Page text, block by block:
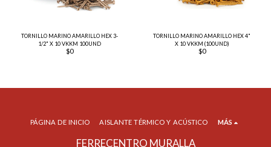
TORNILLO MARINO AMARILLO HEX 3-
1/2" X 10 VKKM 100UND
$0
TORNILLO MARINO AMARILLO HEX 4"
X 10 VKKM (100UND)
$0
FERRECENTRO MURALLA
PÁGINA DE INICIO AISLANTE TÉRMICO Y ACÚSTICO MÁS